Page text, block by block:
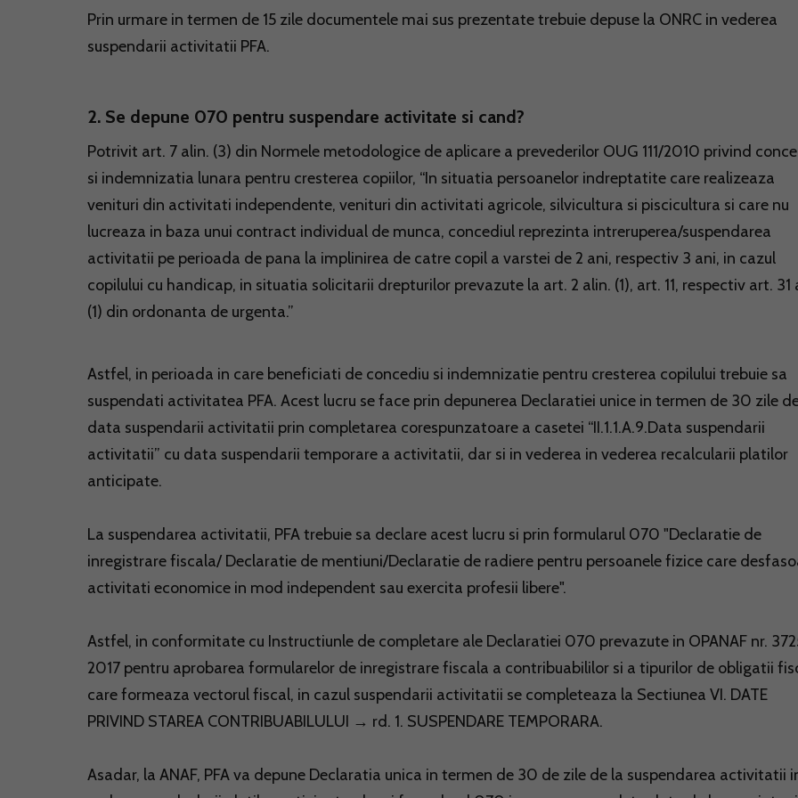
Prin urmare in termen de 15 zile documentele mai sus prezentate trebuie depuse la ONRC in vederea
suspendarii activitatii PFA.
2. Se depune 070 pentru suspendare activitate si cand?
Potrivit art. 7 alin. (3) din Normele metodologice de aplicare a prevederilor OUG 111/2010 privind
si indemnizatia lunara pentru cresterea copiilor, “In situatia persoanelor indreptatite care realizeaza
venituri din activitati independente, venituri din activitati agricole, silvicultura si piscicultura si care nu
lucreaza in baza unui contract individual de munca, concediul reprezinta intreruperea/suspendarea
activitatii pe perioada de pana la implinirea de catre copil a varstei de 2 ani, respectiv 3 ani, in cazul
copilului cu handicap, in situatia solicitarii drepturilor prevazute la art. 2 alin. (1), art. 11, respectiv art. 31
(1) din ordonanta de urgenta.”
Astfel, in perioada in care beneficiati de concediu si indemnizatie pentru cresterea copilului trebuie sa
suspendati activitatea PFA. Acest lucru se face prin depunerea Declaratiei unice in termen de 30 zile
data suspendarii activitatii prin completarea corespunzatoare a casetei “II.1.1.A.9.Data suspendarii
activitatii” cu data suspendarii temporare a activitatii, dar si in vederea in vederea recalcularii platilor
anticipate.
La suspendarea activitatii, PFA trebuie sa declare acest lucru si prin formularul 070 "Declaratie de
inregistrare fiscala/ Declaratie de mentiuni/Declaratie de radiere pentru persoanele fizice care
activitati economice in mod independent sau exercita profesii libere".
Astfel, in conformitate cu Instructiunle de completare ale Declaratiei 070 prevazute in OPANAF nr.
2017 pentru aprobarea formularelor de inregistrare fiscala a contribuabililor si a tipurilor de obligatii
care formeaza vectorul fiscal, in cazul suspendarii activitatii se completeaza la Sectiunea VI. DATE
PRIVIND STAREA CONTRIBUABILULUI → rd. 1. SUSPENDARE TEMPORARA.
Asadar, la ANAF, PFA va depune Declaratia unica in termen de 30 de zile de la suspendarea activitatii